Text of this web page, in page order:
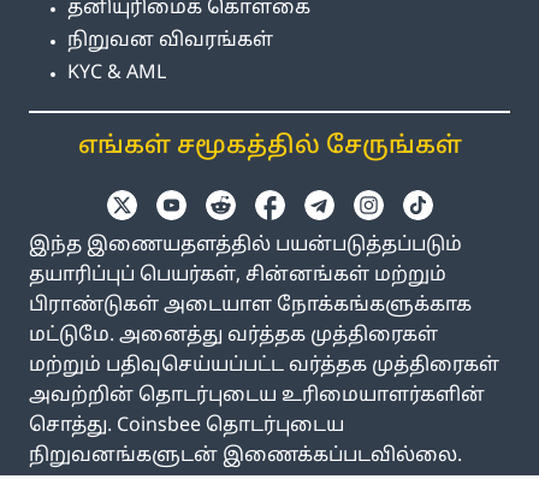
தனியுரிமைக் கொள்கை
நிறுவன விவரங்கள்
KYC & AML
எங்கள் சமூகத்தில் சேருங்கள்
இந்த இணையதளத்தில் பயன்படுத்தப்படும்
தயாரிப்புப் பெயர்கள், சின்னங்கள் மற்றும்
பிராண்டுகள் அடையாள நோக்கங்களுக்காக
மட்டுமே. அனைத்து வர்த்தக முத்திரைகள்
மற்றும் பதிவுசெய்யப்பட்ட வர்த்தக முத்திரைகள்
அவற்றின் தொடர்புடைய உரிமையாளர்களின்
சொத்து. Coinsbee தொடர்புடைய
நிறுவனங்களுடன் இணைக்கப்படவில்லை.